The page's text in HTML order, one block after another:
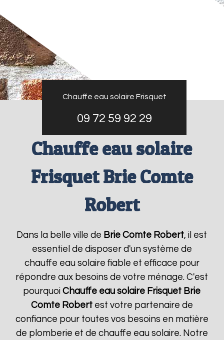
Chauffe eau solaire Frisquet
09 72 59 92 29
Chauffe eau solaire
Frisquet Brie Comte
Robert
Dans la belle ville de Brie Comte Robert, il est
essentiel de disposer d'un système de
chauffe eau solaire fiable et efficace pour
répondre aux besoins de votre ménage. C'est
pourquoiChauffe eau solaire Frisquet Brie
Comte Robertest votre partenaire de
confiance pour toutes vos besoins en matière
de plomberie et de chauffe eau solaire. Notre